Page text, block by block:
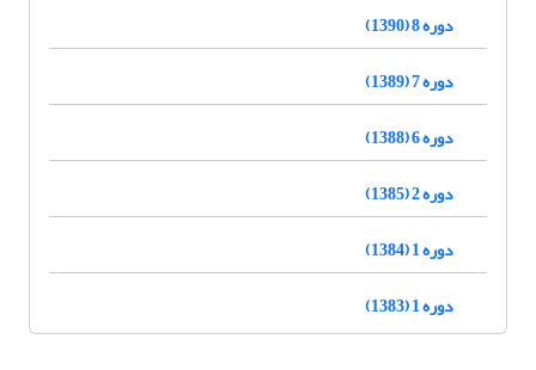
دوره 8 (1390)
دوره 7 (1389)
دوره 6 (1388)
دوره 2 (1385)
دوره 1 (1384)
دوره 1 (1383)